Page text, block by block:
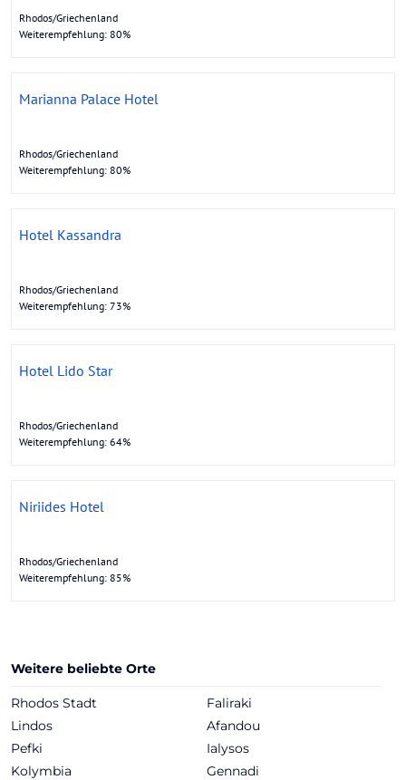
Rhodos/Griechenland
Weiterempfehlung: 80%
Marianna Palace Hotel
Rhodos/Griechenland
Weiterempfehlung: 80%
Hotel Kassandra
Rhodos/Griechenland
Weiterempfehlung: 73%
Hotel Lido Star
Rhodos/Griechenland
Weiterempfehlung: 64%
Niriides Hotel
Rhodos/Griechenland
Weiterempfehlung: 85%
Weitere beliebte Orte
Rhodos Stadt
Faliraki
Lindos
Afandou
Pefki
Ialysos
Kolymbia
Gennadi